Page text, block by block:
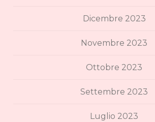
Dicembre 2023
Novembre 2023
Ottobre 2023
Settembre 2023
Luglio 2023